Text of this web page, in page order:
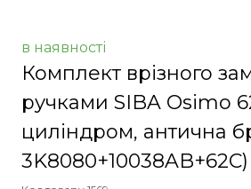
в наявності
Комплект врізного
ручками SIBA Osimo
циліндром, антична
3K8080+10038AB+62C)